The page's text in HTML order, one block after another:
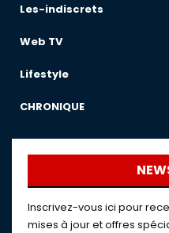
Les-indiscrets
Web TV
Lifestyle
CHRONIQUE
Inscrivez-vous ici pour
mises à jour et offres